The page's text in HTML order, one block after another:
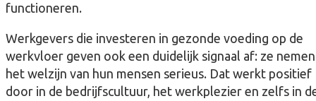
functioneren.
Werkgevers die investeren in gezonde voeding op de
werkvloer geven ook een duidelijk signaal af: ze nemen
het welzijn van hun mensen serieus. Dat werkt positief
door in de bedrijfscultuur, het werkplezier en zelfs in